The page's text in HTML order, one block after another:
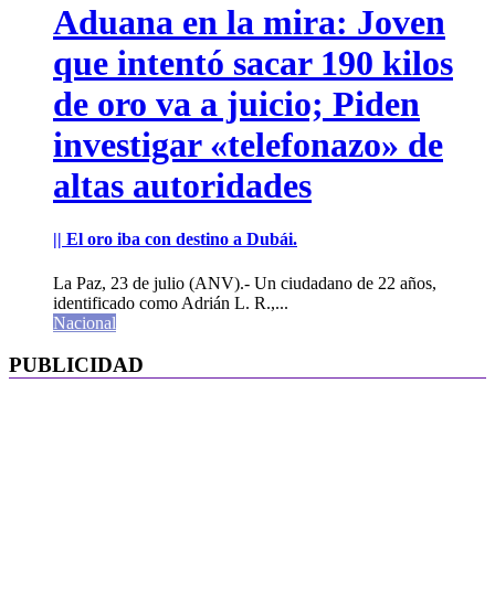
Aduana en la mira: Joven
que intentó sacar 190 kilos
de oro va a juicio; Piden
investigar «telefonazo» de
altas autoridades
|| El oro iba con destino a Dubái.
La Paz, 23 de julio (ANV).- Un ciudadano de 22 años,
identificado como Adrián L. R.,...
Nacional
PUBLICIDAD